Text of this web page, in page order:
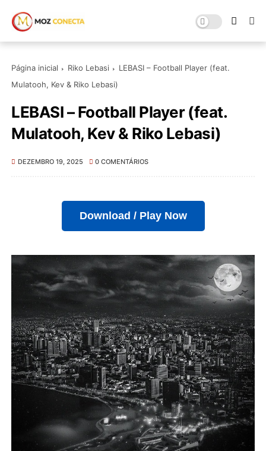
Página inicial Riko Lebasi
LEBASI – Football Player (feat.
Mulatooh, Kev & Riko Lebasi)
LEBASI – Football Player (feat.
Mulatooh, Kev & Riko Lebasi)
DEZEMBRO 19, 2025 0 COMENTÁRIOS
Download / Play Now